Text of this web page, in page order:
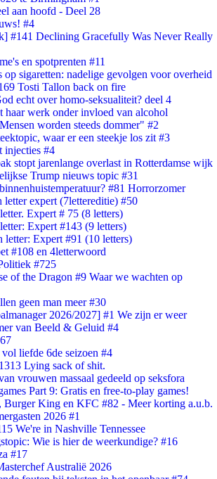
aan hoofd - Deel 28
#4
#141 Declining Gracefully Was Never Really
en spotprenten #11
op sigaretten: nadelige gevolgen voor overheid
Tosti Tallon back on fire
echt over homo-seksualiteit? deel 4
haar werk onder invloed van alcohol
worden steeds dommer" #2
waar er een steekje los zit #3
injecties #4
stopt jarenlange overlast in Rotterdamse wijk
Trump nieuws topic #31
#81 Horrorzomer
letter expert (7lettereditie) #50
Expert # 75 (8 letters)
Expert #143 (9 letters)
letter: Expert #91 (10 letters)
#108 en 4letterwoord
#725
of the Dragon #9 Waar we wachten op
geen man meer #30
2026/2027] #1 We zijn er weer
van Beeld & Geluid #4
liefde 6de seizoen #4
Lying sack of shit.
vrouwen massaal gedeeld op seksfora
Part 9: Gratis en free-to-play games!
Burger King en KFC #82 - Meer korting a.u.b.
2026 #1
We're in Nashville Tennessee
Wie is hier de weerkundige? #16
#17
Australië 2026